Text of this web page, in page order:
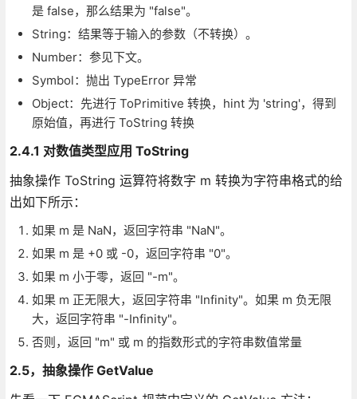
是 false，那么结果为 "false"。
String：结果等于输入的参数（不转换）。
Number：参见下文。
Symbol：抛出 TypeError 异常
Object：先进行 ToPrimitive 转换，hint 为 'string'，得到
原始值，再进行 ToString 转换
2.4.1 对数值类型应用 ToString
抽象操作 ToString 运算符将数字 m 转换为字符串格式的给
出如下所示：
如果 m 是 NaN，返回字符串 "NaN"。
如果 m 是 +0 或 -0，返回字符串 "0"。
如果 m 小于零，返回 "-m"。
如果 m 正无限大，返回字符串 "Infinity"。如果 m 负无限
大，返回字符串 "-Infinity"。
否则，返回 "m" 或 m 的指数形式的字符串数值常量
2.5，抽象操作 GetValue